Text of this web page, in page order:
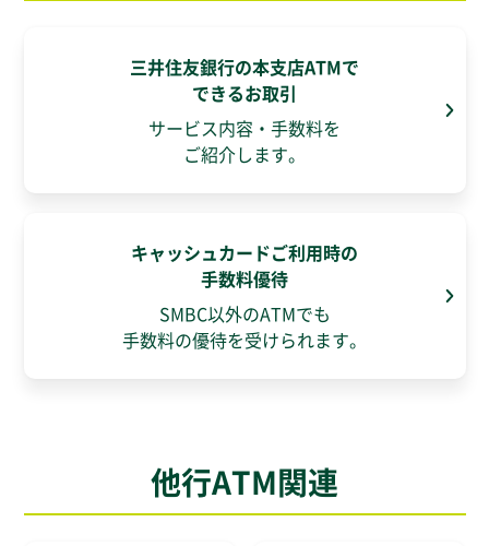
三井住友銀行の本支店ATMで
できるお取引
サービス内容・手数料を
ご紹介します。
キャッシュカードご利用時の
手数料優待
SMBC以外のATMでも
手数料の優待を受けられます。
他行ATM関連